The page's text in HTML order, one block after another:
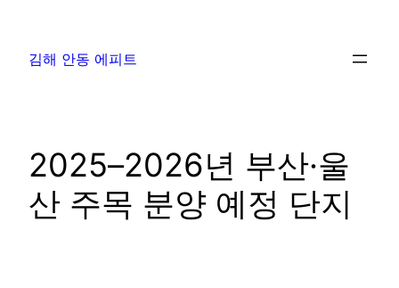
김해 안동 에피트
2025–2026년 부산·울
산 주목 분양 예정 단지